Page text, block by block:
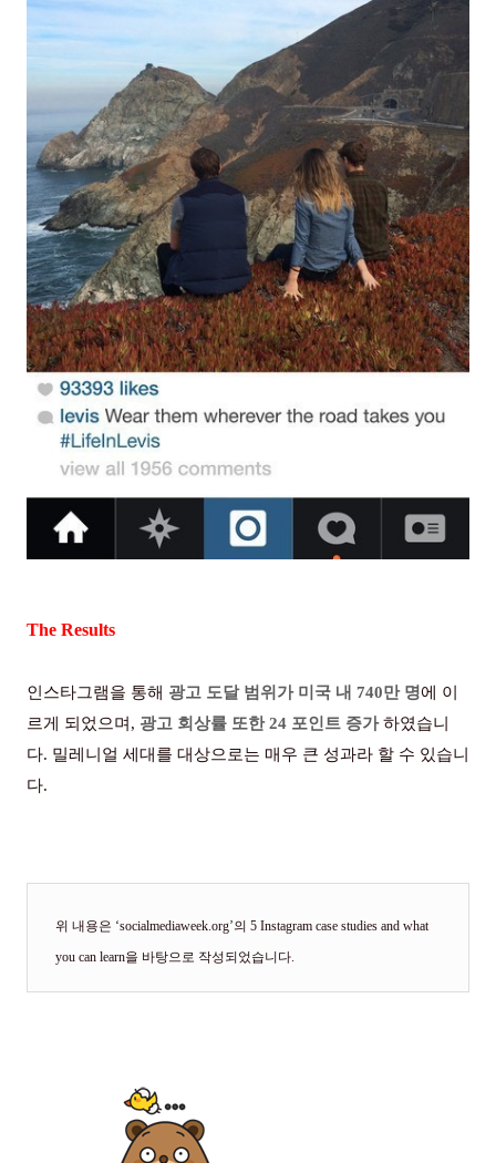
The Results
인스타그램을 통해 광고 도달 범위가 미국 내 740만 명에 이
르게 되었으며 , 광고 회상률 또한24 포인트 증가하였습니
다. 밀레니얼 세대를 대상으로는 매우 큰 성과라 할 수 있습니
다.
위 내용은 ‘socialmediaweek.org’의 5 Instagram case studies and what
you can learn을 바탕으로 작성되었습니다.